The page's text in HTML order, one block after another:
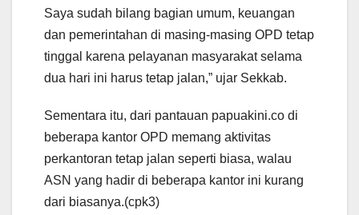
Saya sudah bilang bagian umum, keuangan
dan pemerintahan di masing-masing OPD tetap
tinggal karena pelayanan masyarakat selama
dua hari ini harus tetap jalan,” ujar Sekkab.
Sementara itu, dari pantauan papuakini.co di
beberapa kantor OPD memang aktivitas
perkantoran tetap jalan seperti biasa, walau
ASN yang hadir di beberapa kantor ini kurang
dari biasanya.(cpk3)